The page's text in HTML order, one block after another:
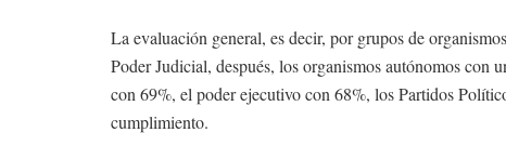
La evaluación general, es decir, por grupos de
Poder Judicial, después, los organismos autónomos
con 69%, el poder ejecutivo con 68%, los Partidos
cumplimiento.